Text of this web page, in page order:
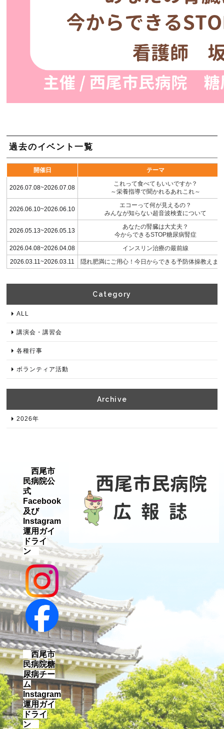
過去のイベント一覧
開催日 テーマ
2026.07.08~2026.07.08
これって食べてもいいですか？
～栄養指導で聞かれるあれこれ～
2026.06.10~2026.06.10
エコーって何が見えるの？
みんなが知らない超音波検査について
2026.05.13~2026.05.13
あなたの腎臓は大丈夫？
今からできるSTOP糖尿病腎症
2026.04.08~2026.04.08
インスリン治療の最前線
2026.03.11~2026.03.11
隠れ肥満にご用心！今日からできる予防体操教えま
Category​
ALL
講演会・講習会
各種⾏事
ボランティア活動
Archive​
2026年​
西尾市
民病院公
式
Facebook
及び
Instagram
運用ガイ
ドライ
ン
西尾市
民病院糖
尿病チー
ム
Instagram
運用ガイ
ドライ
ン